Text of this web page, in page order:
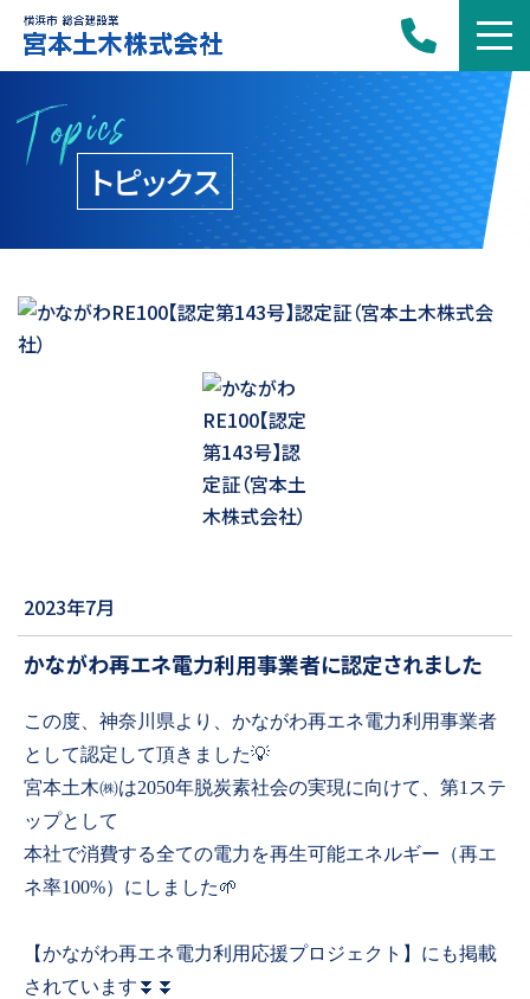
Topicsトピックス
2023年7月
かながわ再エネ電力利用事業者に認定されました
この度、神奈川県より、かながわ再エネ電力利用事業者
として認定して頂きました💡
宮本土木㈱は2050年脱炭素社会の実現に向けて、第1 ステ
ップとして
本社で消費する全ての電力を再生可能エネルギー（再エ
ネ率100%）にしました🌱
【かながわ再エネ電力利用応援プロジェクト】にも掲載
されています ⏬⏬